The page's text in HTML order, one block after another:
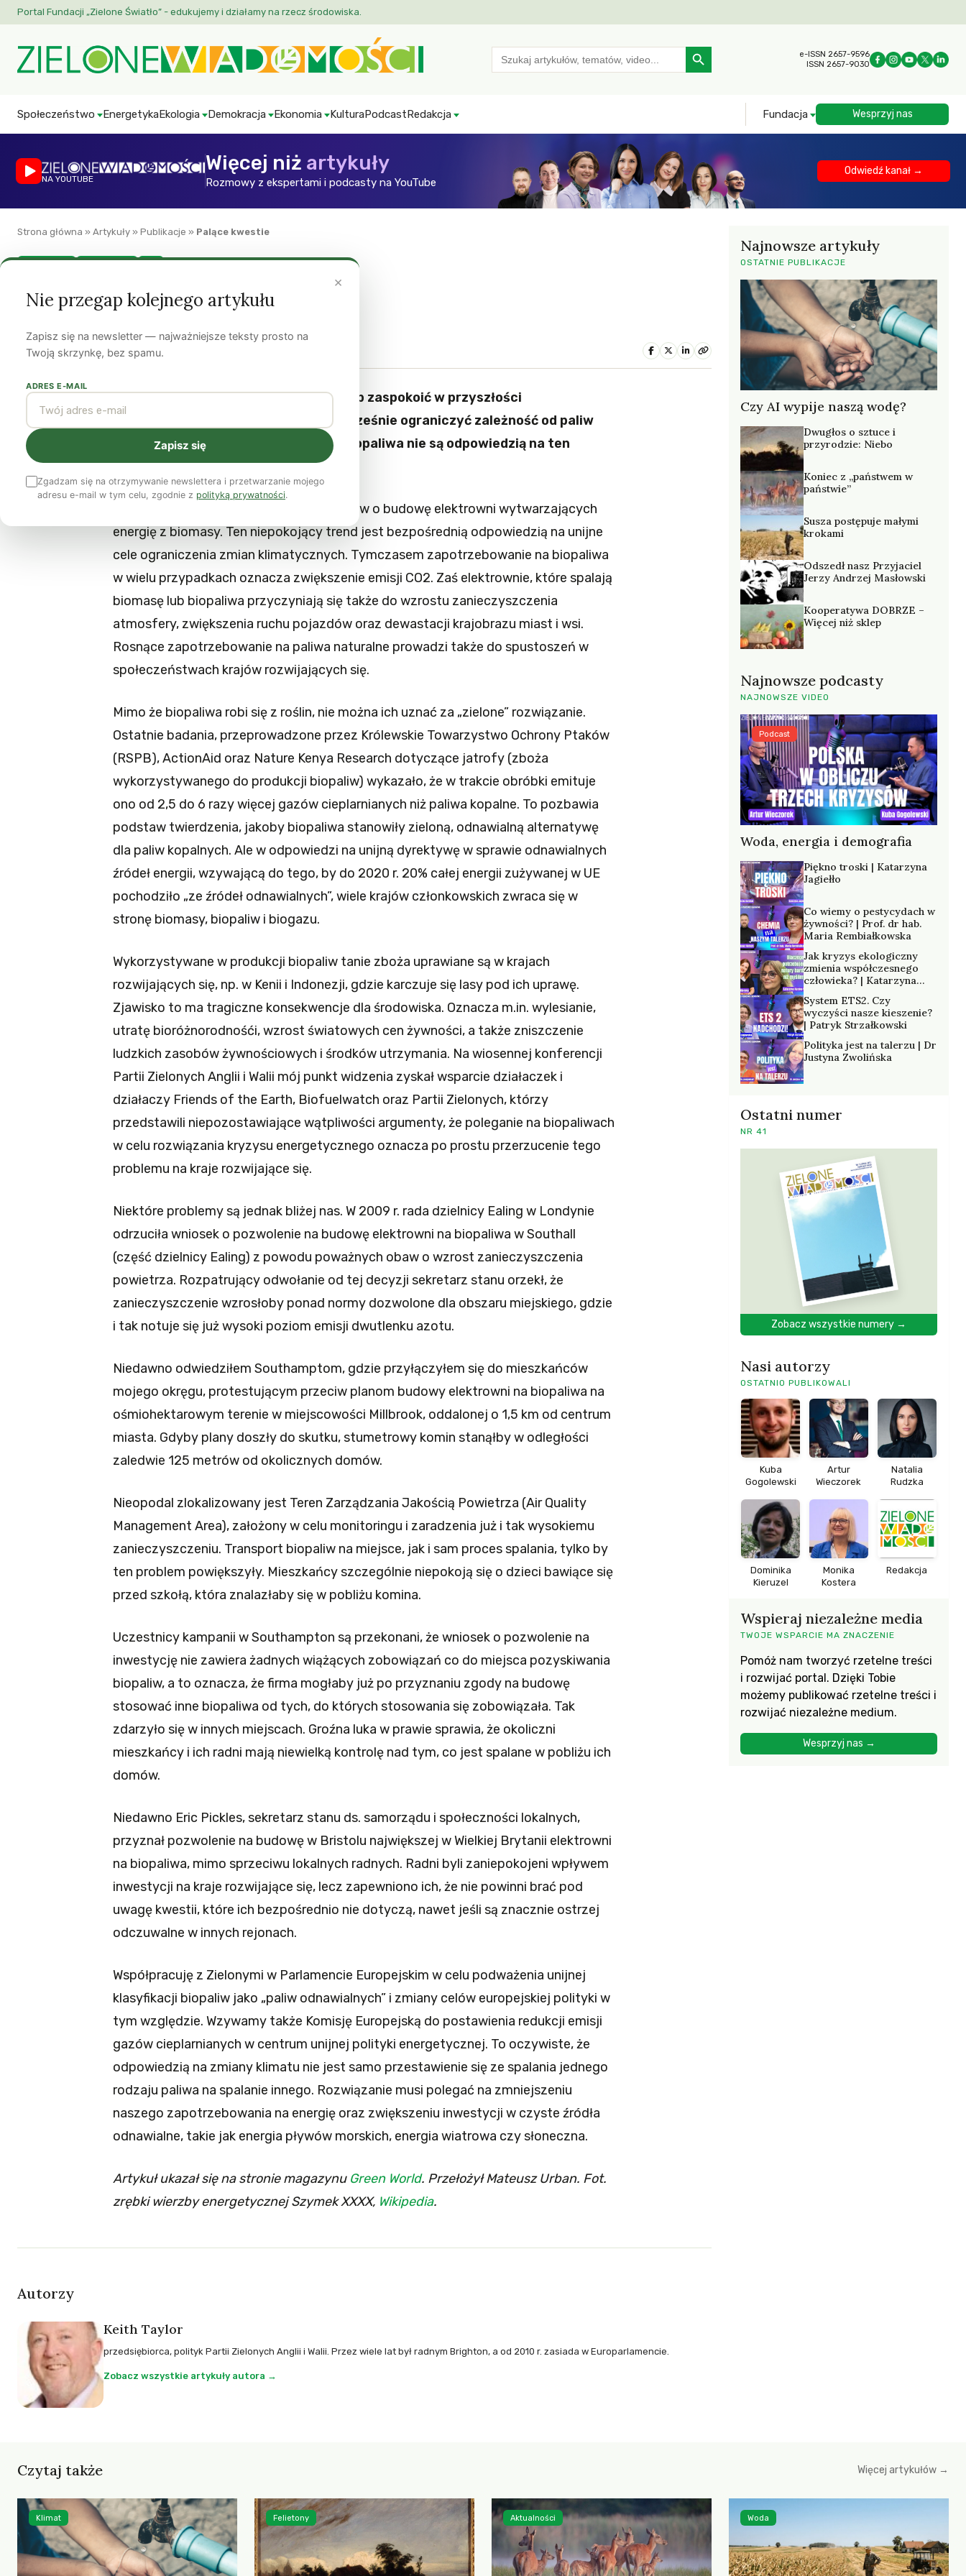
Portal Fundacji „Zielone Światło” - edukujemy i działamy na rzecz środowiska.
Search
for:
Search Button
e-ISSN 2657-9596
ISSN 2657-9030
Społeczeństwo EnergetykaEkologia Demokracja Ekonomia KulturaPodcastRedakcja Fundacja Wesprzyj nas
NA YOUTUBE
Więcej niż artykuły
Rozmowy z ekspertami i podcasty na YouTube
Odwiedź kanał →
Strona główna » Artykuły » Publikacje » Palące kwestie
Palące kwestie
Keith Taylor24 listopada 2011 5 min czytania
Unia Europejska rozważa, w jaki sposób zaspokoić w przyszłości
zapotrzebowanie na energię, a jednocześnie ograniczyć zależność od paliw
kopalnych i zmniejszyć emisję CO2. Biopaliwa nie są odpowiedzią na ten
dylemat.
W Wielkiej Brytanii wzrasta liczba wniosków o budowę elektrowni wytwarzających
energię z biomasy. Ten niepokojący trend jest bezpośrednią odpowiedzią na unijne
cele ograniczenia zmian klimatycznych. Tymczasem zapotrzebowanie na biopaliwa
w wielu przypadkach oznacza zwiększenie emisji CO2. Zaś elektrownie, które spalają
biomasę lub biopaliwa przyczyniają się także do wzrostu zanieczyszczenia
atmosfery, zwiększenia ruchu pojazdów oraz dewastacji krajobrazu miast i wsi.
Rosnące zapotrzebowanie na paliwa naturalne prowadzi także do spustoszeń w
społeczeństwach krajów rozwijających się.
Mimo że biopaliwa robi się z roślin, nie można ich uznać za „zielone” rozwiązanie.
Ostatnie badania, przeprowadzone przez Królewskie Towarzystwo Ochrony Ptaków
(RSPB), ActionAid oraz Nature Kenya Research dotyczące jatrofy (zboża
wykorzystywanego do produkcji biopaliw) wykazało, że w trakcie obróbki emituje
ono od 2,5 do 6 razy więcej gazów cieplarnianych niż paliwa kopalne. To pozbawia
podstaw twierdzenia, jakoby biopaliwa stanowiły zieloną, odnawialną alternatywę
dla paliw kopalnych. Ale w odpowiedzi na unijną dyrektywę w sprawie odnawialnych
źródeł energii, wzywającą do tego, by do 2020 r. 20% całej energii zużywanej w UE
pochodziło „ze źródeł odnawialnych”, wiele krajów członkowskich zwraca się w
stronę biomasy, biopaliw i biogazu.
Wykorzystywane w produkcji biopaliw tanie zboża uprawiane są w krajach
rozwijających się, np. w Kenii i Indonezji, gdzie karczuje się lasy pod ich uprawę.
Zjawisko to ma tragiczne konsekwencje dla środowiska. Oznacza m.in. wylesianie,
utratę bioróżnorodnośći, wzrost światowych cen żywności, a także zniszczenie
ludzkich zasobów żywnościowych i środków utrzymania. Na wiosennej konferencji
Partii Zielonych Anglii i Walii mój punkt widzenia zyskał wsparcie działaczek i
działaczy Friends of the Earth, Biofuelwatch oraz Partii Zielonych, którzy
przedstawili niepozostawiające wątpliwości argumenty, że poleganie na biopaliwach
w celu rozwiązania kryzysu energetycznego oznacza po prostu przerzucenie tego
problemu na kraje rozwijające się.
Niektóre problemy są jednak bliżej nas. W 2009 r. rada dzielnicy Ealing w Londynie
odrzuciła wniosek o pozwolenie na budowę elektrowni na biopaliwa w Southall
(część dzielnicy Ealing) z powodu poważnych obaw o wzrost zanieczyszczenia
powietrza. Rozpatrujący odwołanie od tej decyzji sekretarz stanu orzekł, że
zanieczyszczenie wzrosłoby ponad normy dozwolone dla obszaru miejskiego, gdzie
i tak notuje się już wysoki poziom emisji dwutlenku azotu.
Niedawno odwiedziłem Southamptom, gdzie przyłączyłem się do mieszkańców
mojego okręgu, protestującym przeciw planom budowy elektrowni na biopaliwa na
ośmiohektarowym terenie w miejscowości Millbrook, oddalonej o 1,5 km od centrum
miasta. Gdyby plany doszły do skutku, stumetrowy komin stanąłby w odległości
zaledwie 125 metrów od okolicznych domów.
Nieopodal zlokalizowany jest Teren Zarządzania Jakością Powietrza (Air Quality
Management Area), założony w celu monitoringu i zaradzenia już i tak wysokiemu
zanieczyszczeniu. Transport biopaliw na miejsce, jak i sam proces spalania, tylko by
ten problem powiększyły. Mieszkańcy szczególnie niepokoją się o dzieci bawiące się
przed szkołą, która znalazłaby się w pobliżu komina.
Uczestnicy kampanii w Southampton są przekonani, że wniosek o pozwolenie na
inwestycję nie zawiera żadnych wiążących zobowiązań co do miejsca pozyskiwania
biopaliw, a to oznacza, że firma mogłaby już po przyznaniu zgody na budowę
stosować inne biopaliwa od tych, do których stosowania się zobowiązała. Tak
zdarzyło się w innych miejscach. Groźna luka w prawie sprawia, że okoliczni
mieszkańcy i ich radni mają niewielką kontrolę nad tym, co jest spalane w pobliżu ich
domów.
Niedawno Eric Pickles, sekretarz stanu ds. samorządu i społeczności lokalnych,
przyznał pozwolenie na budowę w Bristolu największej w Wielkiej Brytanii elektrowni
na biopaliwa, mimo sprzeciwu lokalnych radnych. Radni byli zaniepokojeni wpływem
inwestycji na kraje rozwijające się, lecz zapewniono ich, że nie powinni brać pod
uwagę kwestii, które ich bezpośrednio nie dotyczą, nawet jeśli są znacznie ostrzej
odczuwalne w innych rejonach.
Współpracuję z Zielonymi w Parlamencie Europejskim w celu podważenia unijnej
klasyfikacji biopaliw jako „paliw odnawialnych” i zmiany celów europejskiej polityki w
tym względzie. Wzywamy także Komisję Europejską do postawienia redukcji emisji
gazów cieplarnianych w centrum unijnej polityki energetycznej. To oczywiste, że
odpowiedzią na zmiany klimatu nie jest samo przestawienie się ze spalania jednego
rodzaju paliwa na spalanie innego. Rozwiązanie musi polegać na zmniejszeniu
naszego zapotrzebowania na energię oraz zwiększeniu inwestycji w czyste źródła
odnawialne, takie jak energia pływów morskich, energia wiatrowa czy słoneczna.
Artykuł ukazał się na stronie magazynu Green World. Przełożył Mateusz Urban. Fot.
zrębki wierzby energetycznej Szymek XXXX, Wikipedia.
Autorzy
Keith Taylor
przedsiębiorca, polityk Partii Zielonych Anglii i Walii. Przez wiele lat był radnym Brighton, a od 2010 r. zasiada w Europarlamencie.
Zobacz wszystkie artykuły autora →
Najnowsze artykuły
OSTATNIE PUBLIKACJE
Czy AI wypije naszą wodę?
Dwugłos o sztuce i
przyrodzie: Niebo
Koniec z „państwem w
państwie”
Susza postępuje małymi
krokami
Odszedł nasz Przyjaciel
Jerzy Andrzej Masłowski
Kooperatywa DOBRZE –
Więcej niż sklep
Najnowsze podcasty
NAJNOWSZE VIDEO
Woda, energia i demografia
Podcast
Piękno troski | Katarzyna
Jagiełło
Co wiemy o pestycydach w
żywności? | Prof. dr hab.
Maria Rembiałkowska
Jak kryzys ekologiczny
zmienia współczesnego
człowieka? | Katarzyna
System ETS2. Czy
wyczyści nasze kieszenie?
| Patryk Strzałkowski
Polityka jest na talerzu | Dr
Justyna Zwolińska
Ostatni numer
NR 41
Zobacz wszystkie numery →
Nasi autorzy
OSTATNIO PUBLIKOWALI
Kuba
Gogolewski
Artur
Wieczorek
Natalia
Rudzka
Dominika
Kieruzel
Monika
Kostera
Redakcja
Wspieraj niezależne media
TWOJE WSPARCIE MA ZNACZENIE
Pomóż nam tworzyć rzetelne treści
i rozwijać portal. Dzięki Tobie
możemy publikować rzetelne treści i
rozwijać niezależne medium.
Wesprzyj nas →
Czytaj także Więcej artykułów →
Klimat Felietony Aktualności Woda
×
Nie przegap kolejnego artykułu
Zapisz się na newsletter — najważniejsze teksty prosto na
Twoją skrzynkę, bez spamu.
ADRES E-MAIL
Zapisz się
Zgadzam się na otrzymywanie newslettera i przetwarzanie mojego
adresu e-mail w tym celu, zgodnie z polityką prywatności.